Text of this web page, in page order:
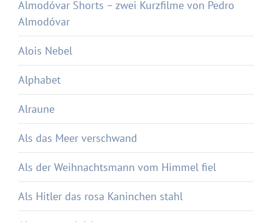
Almodóvar Shorts – zwei Kurzfilme von Pedro
Almodóvar
Alois Nebel
Alphabet
Alraune
Als das Meer verschwand
Als der Weihnachtsmann vom Himmel fiel
Als Hitler das rosa Kaninchen stahl